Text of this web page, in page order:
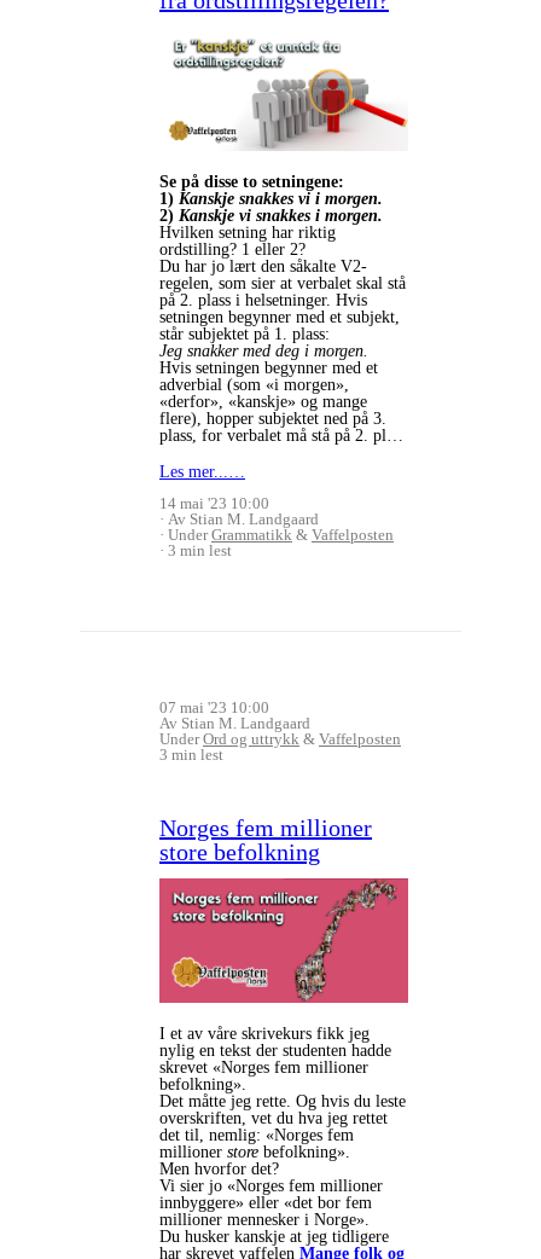
Se på disse to setningene:
1) Kanskje snakkes vi i morgen.
2) Kanskje vi snakkes i morgen.
Hvilken setning har riktig
ordstilling? 1 eller 2?
Du har jo lært den såkalte V2-
regelen, som sier at verbalet skal stå
på 2. plass i helsetninger. Hvis
setningen begynner med et subjekt,
står subjektet på 1. plass:
Jeg snakker med deg i morgen.
Hvis setningen begynner med et
adverbial (som «i morgen»,
«derfor», «kanskje» og mange
flere), hopper subjektet ned på 3.
plass, for verbalet må stå på 2. pl…
Les mer...…
14 mai '23 10:00
Av Stian M. Landgaard
UnderGrammatikk & Vaffelposten
3 min lest
07 mai '23 10:00
Av Stian M. Landgaard
UnderOrd og uttrykk & Vaffelposten
3 min lest
Norges fem millioner
store befolkning
I et av våre skrivekurs fikk jeg
nylig en tekst der studenten hadde
skrevet «Norges fem millioner
befolkning».
Det måtte jeg rette. Og hvis du leste
overskriften, vet du hva jeg rettet
det til, nemlig: «Norges fem
millioner store befolkning».
Men hvorfor det?
Vi sier jo «Norges fem millioner
innbyggere» eller «det bor fem
millioner mennesker i Norge».
Du husker kanskje at jeg tidligere
har skrevet vaffelen Mange folk og